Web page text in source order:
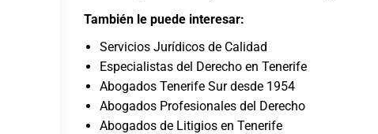
También le puede interesar:
Servicios Jurídicos de Calidad
Especialistas del Derecho en Tenerife
Abogados Tenerife Sur desde 1954
Abogados Profesionales del Derecho
Abogados de Litigios en Tenerife